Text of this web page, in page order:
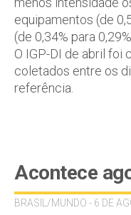
equipamentos (de
(de 0,34% para
O IGP-DI de abril foi
coletados entre os
referência.
Acontece
BRASIL/MUNDO - 6 DE